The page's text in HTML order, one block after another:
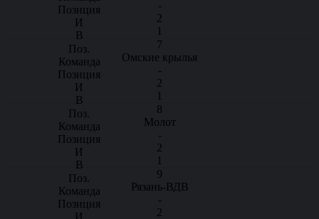
-
2
1
7
Омские крылья
-
2
1
8
Молот
-
2
1
9
Рязань-ВДВ
-
2